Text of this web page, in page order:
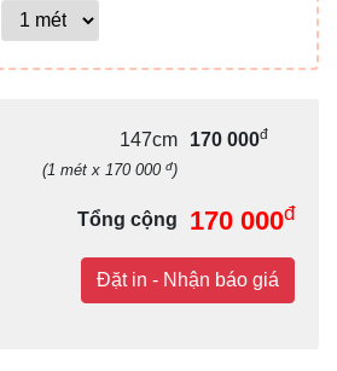
147cm
(1 mét x 170 000 đ)
170 000đ
Tổng cộng 170 000đ
Đặt in - Nhận báo giá